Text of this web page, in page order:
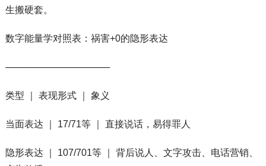
生搬硬套。
数字能量学对照表：祸害+0的隐形表达
────────────────
类型 ｜ 表现形式 ｜ 象义
当面表达 ｜ 17/71等 ｜ 直接说话，易得罪人
隐形表达 ｜ 107/701等 ｜ 背后说人、文字攻击、电话营销、